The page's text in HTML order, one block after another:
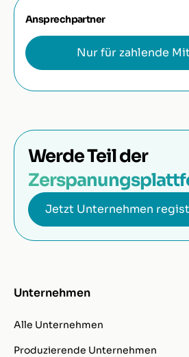
Ansprechpartner
Nur für zahlende
Werde Teil der
Jetzt Unternehmen
Unternehmen
Alle Unternehmen
Produzierende Unternehmen